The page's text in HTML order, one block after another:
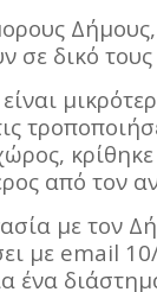
Δήμους,
σε δικό
από τον
με τον
με email
ένα